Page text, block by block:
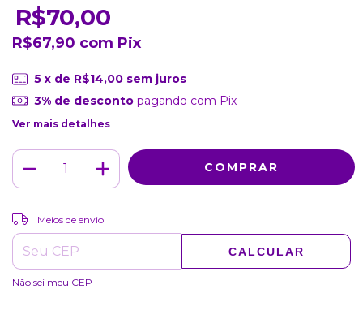
R$70,00
R$67,90 com Pix
5 x de R$14,00 sem juros
3% de descontopagando com Pix
Ver mais detalhes
Entregas para o CEP:
Meios de envio
CALCULAR
Não sei meu CEP